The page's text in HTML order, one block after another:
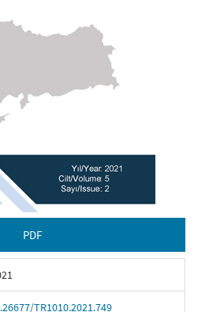
PDF
TR1010.2021.749